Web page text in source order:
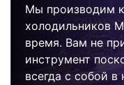
Мы производим
холодильников
время. Вам не
инструмент
всегда с собой